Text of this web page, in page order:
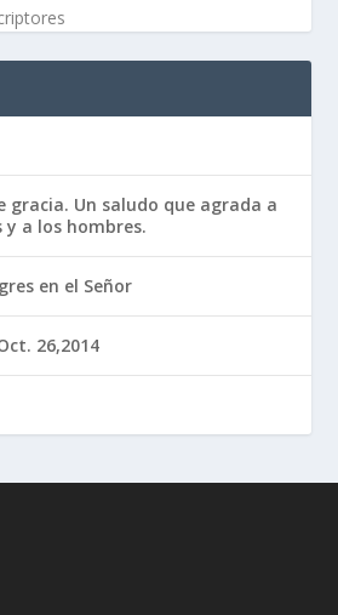
gracia. Un saludo que agrada a
y a los hombres.
en el Señor
26,2014